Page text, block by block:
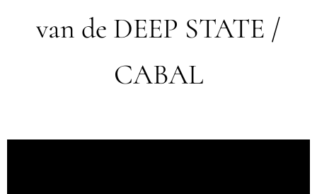
van de DEEP STATE /
CABAL